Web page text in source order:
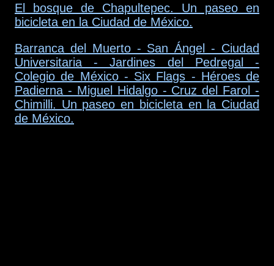
El bosque de Chapultepec. Un paseo en
bicicleta en la Ciudad de México.
Barranca del Muerto - San Ángel - Ciudad
Universitaria - Jardines del Pedregal -
Colegio de México - Six Flags - Héroes de
Padierna - Miguel Hidalgo - Cruz del Farol -
Chimilli. Un paseo en bicicleta en la Ciudad
de México.